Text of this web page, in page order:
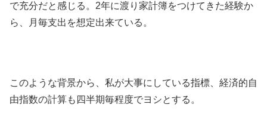
で充分だと感じる。2年に渡り家計簿をつけてきた経験か
ら、月毎支出を想定出来ている。
このような背景から、私が大事にしている指標、経済的自
由指数の計算も四半期毎程度でヨシとする。